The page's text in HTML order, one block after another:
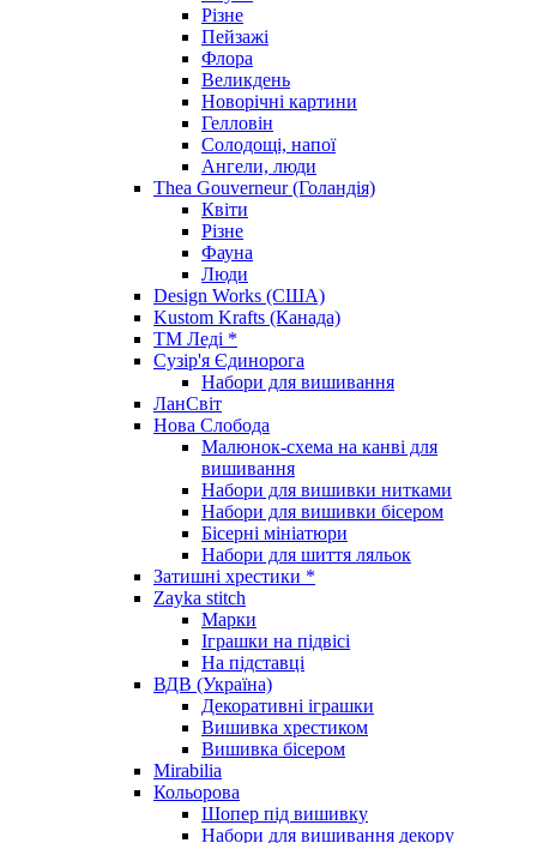
Різне
Пейзажі
Флора
Великдень
Новорічні картини
Гелловін
Солодощі, напої
Ангели, люди
Thea Gouverneur (Голандія)
Квіти
Різне
Фауна
Люди
Design Works (США)
Kustom Krafts (Канада)
ТМ Леді *
Сузір'я Єдинорога
Набори для вишивання
ЛанСвіт
Нова Слобода
Малюнок-схема на канві для
вишивання
Набори для вишивки нитками
Набори для вишивки бісером
Бісерні мініатюри
Набори для шиття ляльок
Затишні хрестики *
Zayka stitch
Марки
Іграшки на підвісі
На підставці
ВДВ (Україна)
Декоративні іграшки
Вишивка хрестиком
Вишивка бісером
Mirabilia
Кольорова
Шопер під вишивку
Набори для вишивання декору